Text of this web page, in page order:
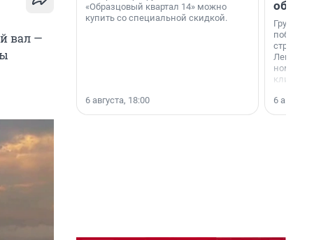
вал —
«Образцовый квартал 14» можно
купить со специальной скидкой.
6 августа, 18:00
Группа
области».
6